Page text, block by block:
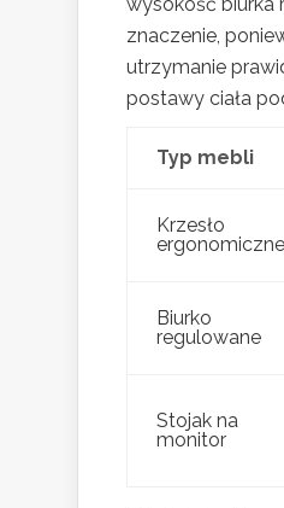
znaczenie,
utrzymanie
postawy ciała
Typ mebli
Krzesło
ergonomiczne
Biurko
regulowane
Stojak na
monitor